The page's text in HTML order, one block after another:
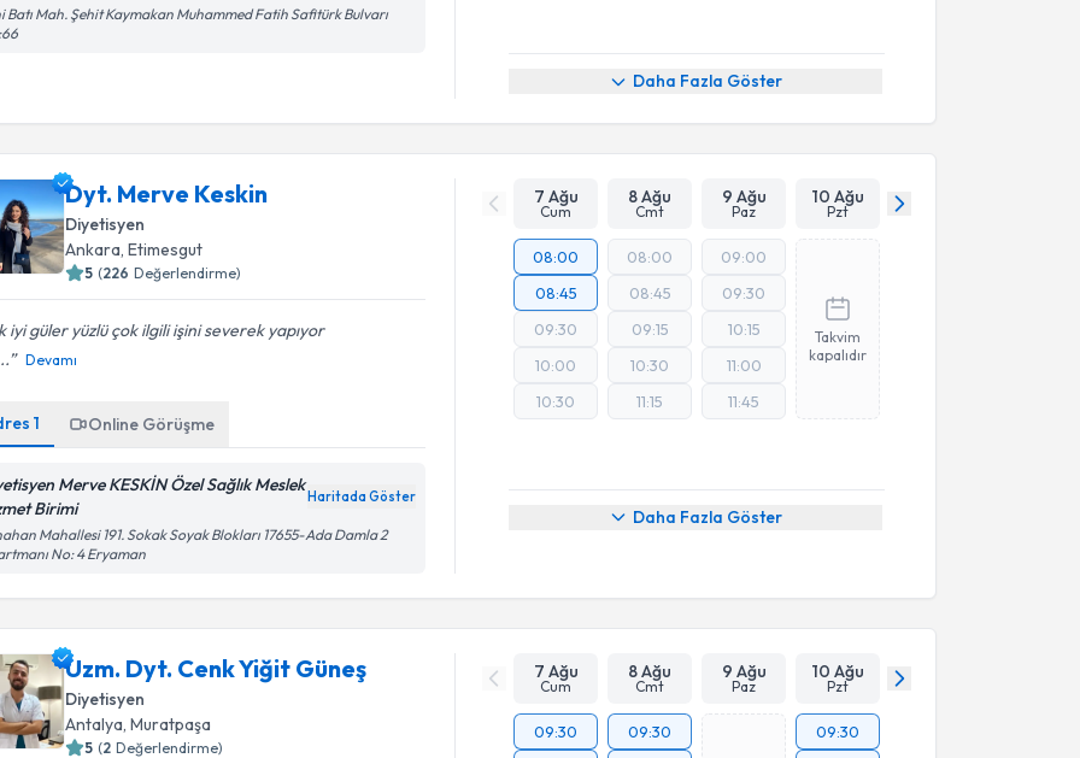
Batı Mah. Şehit Kaymakan Muhammed Fatih Safitürk Bulvarı
Daha Fazla Göster
Dyt. Merve Keskin
Diyetisyen
Ankara ,Etimesgut
5 (226 Değerlendirme)
iyi güler yüzlü çok ilgili işini severek yapıyor
Devamı
1 Online Görüşme
Merve KESKİN Özel Sağlık Meslek
Birimi
Haritada Göster
Mahallesi 191. Sokak Soyak Blokları 17655-Ada Damla 2
No: 4 Eryaman
7 Ağu
Cum
8 Ağu
Cmt
9 Ağu
Paz
10 Ağu
Pzt
08:00
08:45
09:30
10:00
10:30
08:00
08:45
09:15
10:30
11:15
09:00
09:30
10:15
11:00
11:45
Takvim
kapalıdır
Daha Fazla Göster
Uzm. Dyt. Cenk Yiğit Güneş
Diyetisyen
Antalya ,Muratpaşa
5 (2 Değerlendirme)
7 Ağu
Cum
8 Ağu
Cmt
9 Ağu
Paz
10 Ağu
Pzt
09:30
09:30
09:30